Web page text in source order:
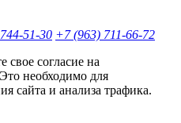
51-30 +7 (963) 711-66-72
свое согласие на
необходимо для
сайта и анализа трафика.